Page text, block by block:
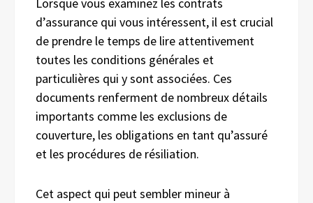
Lorsque vous examinez les contrats
d’assurance qui vous intéressent, il est crucial
de prendre le temps de lire attentivement
toutes les conditions générales et
particulières qui y sont associées. Ces
documents renferment de nombreux détails
importants comme les exclusions de
couverture, les obligations en tant qu’assuré
et les procédures de résiliation.
Cet aspect qui peut sembler mineur à